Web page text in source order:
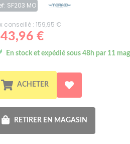
SF203 MO
conseillé : 159,95 €
€
En stock et expédié sous 48h par 11
ACHETER
RETIRER EN MAGASIN